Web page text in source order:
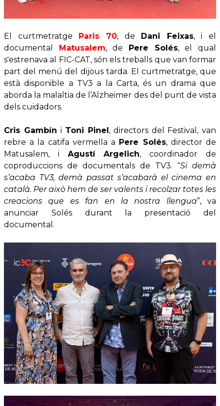
El curtmetratge Paris 70, de Dani Feixas, i el
documental Matusalem, de Pere Solés, el qual
s'estrenava al FIC-CAT, són els treballs que van formar
part del menú del dijous tarda. El curtmetratge, que
està disponible a TV3 a la Carta, és un drama que
aborda la malaltia de l’Alzheimer des del punt de vista
dels cuidadors.
Cris Gambíni Toni Pinel, directors del Festival, van
rebre a la catifa vermella a Pere Solés, director de
Matusalem, i Agustí Argelich, coordinador de
coproduccions de documentals de TV3. “Si demà
s’acaba TV3, demà passat s’acabarà el cinema en
català. Per això hem de ser valents i recolzar totes les
creacions que es fan en la nostra llengua”, va
anunciar Solés durant la presentació del
documental.